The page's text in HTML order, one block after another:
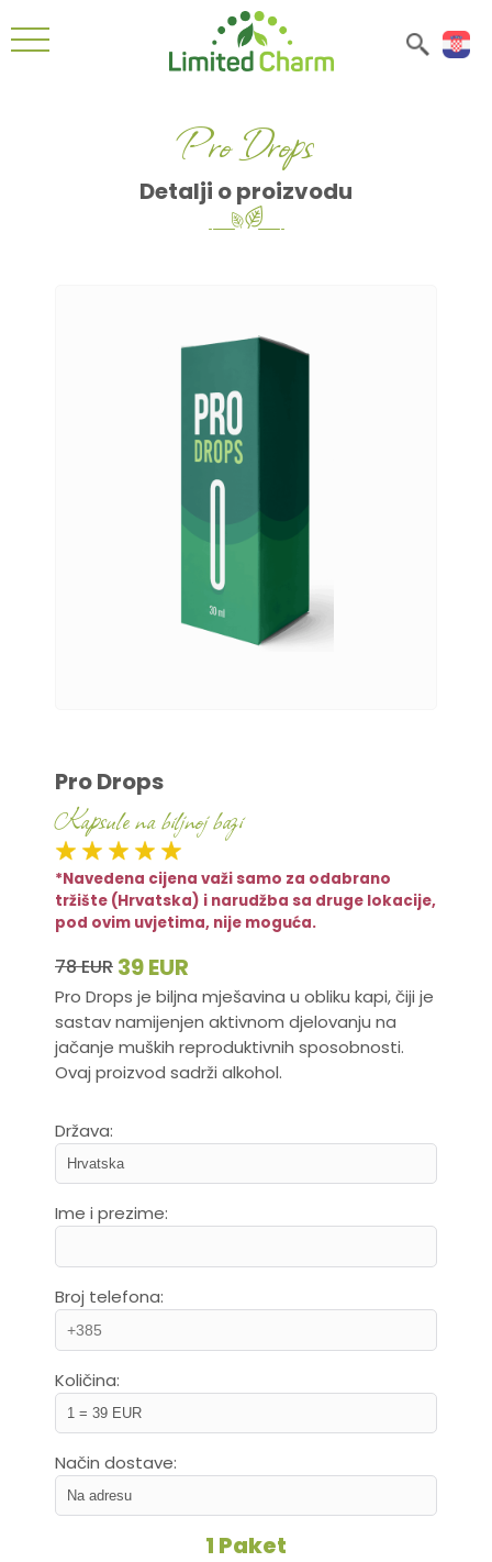
Pro Drops
Detalji o proizvodu
Pro Drops
Kapsule na biljnoj bazi
*Navedena cijena važi samo za odabrano
tržište (Hrvatska) i narudžba sa druge lokacije,
pod ovim uvjetima, nije moguća.
78 EUR 39 EUR
Pro Drops je biljna mješavina u obliku kapi, čiji je
sastav namijenjen aktivnom djelovanju na
jačanje muških reproduktivnih sposobnosti.
Ovaj proizvod sadrži alkohol.
Država:
Ime i prezime:
Broj telefona:
Količina:
Način dostave:
1 Paket